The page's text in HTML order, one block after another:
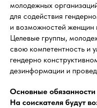
молодежных
для содействия
и возможностей женщин
Целевые группы,
свою компетентность и
гендерно
дезинформации и
Основные обязанности
На соискателя будут